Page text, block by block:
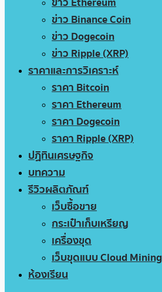
ข่าว Binance Coin
ข่าว Dogecoin
ข่าว Ripple (XRP)
ราคาและการวิเคราะห์
ราคา Bitcoin
ราคา Ethereum
ราคา Dogecoin
ราคา Ripple (XRP)
ปฏิทินเศรษฐกิจ
บทความ
รีวิวผลิตภัณฑ์
เว็บซื้อขาย
กระเป๋าเก็บเหรียญ
เครื่องขุด
เว็บขุดแบบ Cloud Mining
ห้องเรียน